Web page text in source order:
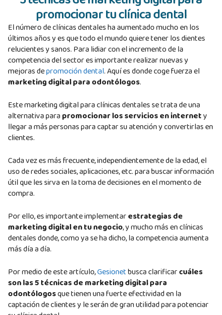
promocionar tu clínica dental
El número de clínicas dentales ha aumentado mucho en los
últimos años y es que todo el mundo quiere tener los dientes
relucientes y sanos. Para lidiar con el incremento de la
competencia del sector es importante realizar nuevas y
mejoras depromoción dental. Aquí es donde coge fuerza el
marketing digital para odontólogos.
Este marketing digital para clínicas dentales se trata de una
alternativa para promocionar los servicios en internety
llegar a más personas para captar su atención y convertirlas en
clientes.
Cada vez es más frecuente, independientemente de la edad, el
uso de redes sociales, aplicaciones, etc. para buscar información
útil que les sirva en la toma de decisiones en el momento de
compra.
Por ello, es importante implementarestrategias de
marketing digital en tu negocio, y mucho más en clínicas
dentales donde, como ya se ha dicho, la competencia aumenta
más día a día.
Por medio de este artículo,Gesionetbusca clarificarcuáles
son las 5 técnicas de marketing digital para
odontólogosque tienen una fuerte efectividad en la
captación de clientes y le serán de gran utilidad para potenciar